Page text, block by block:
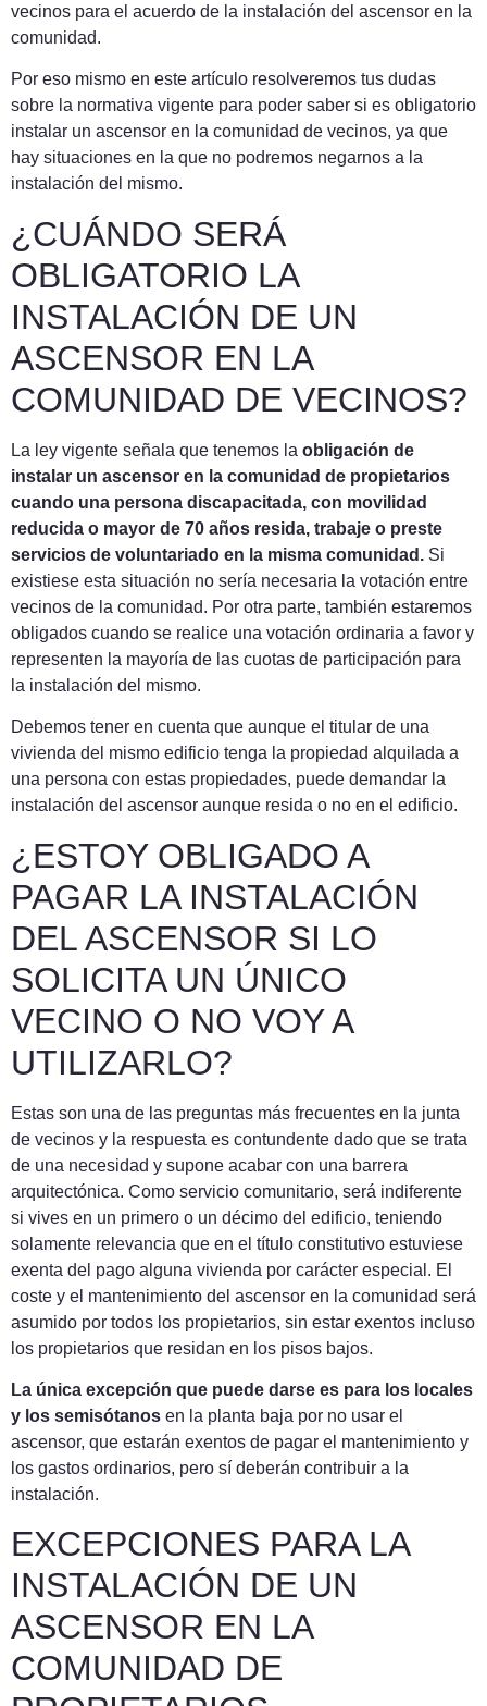
vecinos para el acuerdo de la instalación del ascensor en la
comunidad.
Por eso mismo en este artículo resolveremos tus dudas
sobre la normativa vigente para poder saber si es obligatorio
instalar un ascensor en la comunidad de vecinos, ya que
hay situaciones en la que no podremos negarnos a la
instalación del mismo.
¿CUÁNDO SERÁ
OBLIGATORIO LA
INSTALACIÓN DE UN
ASCENSOR EN LA
COMUNIDAD DE VECINOS?
La ley vigente señala que tenemos la obligación de
instalar un ascensor en la comunidad de propietarios
cuando una persona discapacitada, con movilidad
reducida o mayor de 70 años resida, trabaje o preste
servicios de voluntariado en la misma comunidad. Si
existiese esta situación no sería necesaria la votación entre
vecinos de la comunidad. Por otra parte, también estaremos
obligados cuando se realice una votación ordinaria a favor y
representen la mayoría de las cuotas de participación para
la instalación del mismo.
Debemos tener en cuenta que aunque el titular de una
vivienda del mismo edificio tenga la propiedad alquilada a
una persona con estas propiedades, puede demandar la
instalación del ascensor aunque resida o no en el edificio.
¿ESTOY OBLIGADO A
PAGAR LA INSTALACIÓN
DEL ASCENSOR SI LO
SOLICITA UN ÚNICO
VECINO O NO VOY A
UTILIZARLO?
Estas son una de las preguntas más frecuentes en la junta
de vecinos y la respuesta es contundente dado que se trata
de una necesidad y supone acabar con una barrera
arquitectónica. Como servicio comunitario, será indiferente
si vives en un primero o un décimo del edificio, teniendo
solamente relevancia que en el título constitutivo estuviese
exenta del pago alguna vivienda por carácter especial. El
coste y el mantenimiento del ascensor en la comunidad será
asumido por todos los propietarios, sin estar exentos incluso
los propietarios que residan en los pisos bajos.
La única excepción que puede darse es para los locales
y los semisótanos en la planta baja por no usar el
ascensor, que estarán exentos de pagar el mantenimiento y
los gastos ordinarios, pero sí deberán contribuir a la
instalación.
EXCEPCIONES PARA LA
INSTALACIÓN DE UN
ASCENSOR EN LA
COMUNIDAD DE